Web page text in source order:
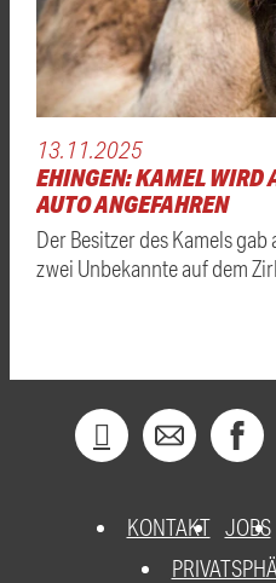
13.11.2025
EHINGEN: KAMEL WIRD
AUTO ANGEFAHREN
Der Besitzer des Kamels
zwei Unbekannte auf dem
KONTAKT JOBS